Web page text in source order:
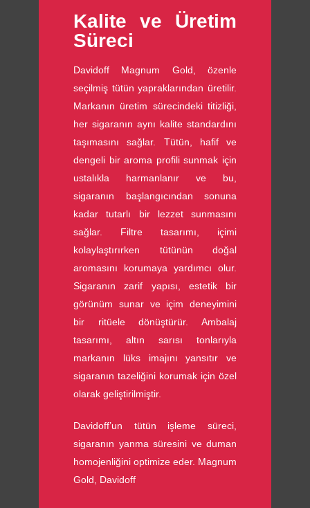
Kalite ve Üretim
Süreci
Davidoff Magnum Gold, özenle
seçilmiş tütün yapraklarından üretilir.
Markanın üretim sürecindeki titizliği,
her sigaranın aynı kalite standardını
taşımasını sağlar. Tütün, hafif ve
dengeli bir aroma profili sunmak için
ustalıkla harmanlanır ve bu,
sigaranın başlangıcından sonuna
kadar tutarlı bir lezzet sunmasını
sağlar. Filtre tasarımı, içimi
kolaylaştırırken tütünün doğal
aromasını korumaya yardımcı olur.
Sigaranın zarif yapısı, estetik bir
görünüm sunar ve içim deneyimini
bir ritüele dönüştürür. Ambalaj
tasarımı, altın sarısı tonlarıyla
markanın lüks imajını yansıtır ve
sigaranın tazeliğini korumak için özel
olarak geliştirilmiştir.
Davidoff’un tütün işleme süreci,
sigaranın yanma süresini ve duman
homojenliğini optimize eder. Magnum
Gold, Davidoff